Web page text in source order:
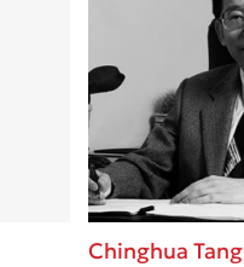
Chinghua Tang